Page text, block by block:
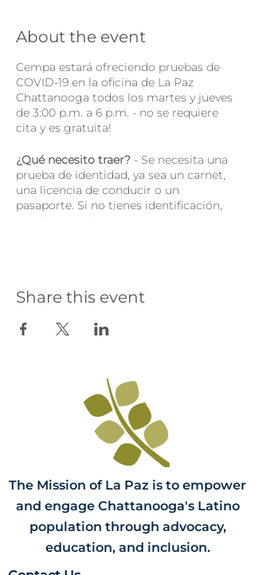
About the event
Cempa estará ofreciendo pruebas de
COVID-19 en la oficina de La Paz
Chattanooga todos los martes y jueves
de 3:00 p.m. a 6 p.m. - no se requiere
cita y es gratuita!
¿Qué necesito traer? - Se necesita una
prueba de identidad, ya sea un carnet,
una licencia de conducir o un
pasaporte. Si no tienes identificación,
puede traer algo que contiene su
con Cempa, administraremos la prueba
Tomará de 3 a 5 días para recibir sus
síntomas leves de COVID-19.
Si ya me he hecho la prueba, ¿me lo
puedo hacer de nuevo?- ¡Sí! Si te has
hecho la prueba y salió positivo, te
motivamos a esperar los 14 días para
hacértela de nuevo.
Share this event
The Mission of La Paz is to empower
and engage Chattanooga's Latino
population through advocacy,
education, and inclusion.